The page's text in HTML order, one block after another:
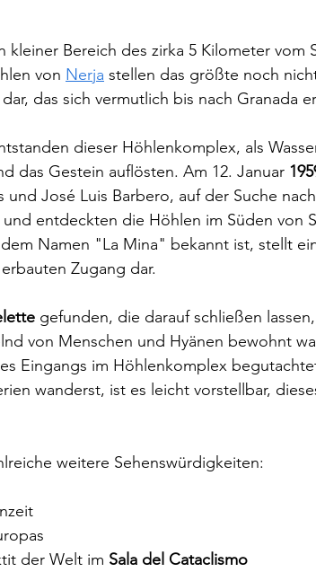
kleiner Bereich des zirka 5 Kilometer vom
von Nerja stellen das größte noch
das sich vermutlich bis nach Granada
dieser Höhlenkomplex, als
das Gestein auflösten. Am 12. Januar
José Luis Barbero, auf der Suche nach
entdeckten die Höhlen im Süden von
Namen "La Mina" bekannt ist, stellt
Zugang dar.
gefunden, die darauf schließen
von Menschen und Hyänen bewohnt
Eingangs im Höhlenkomplex
wanderst, ist es leicht vorstellbar,
weitere Sehenswürdigkeiten:
der Welt im Sala del Cataclismo